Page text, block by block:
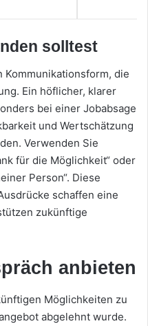
solltest
Kommunikationsform, die
Ein höflicher, klarer
bei einer Jobabsage
und Wertschätzung
Verwenden Sie
für die Möglichkeit“ oder
Person“. Diese
schaffen eine
zukünftige
anbieten
Möglichkeiten zu
abgelehnt wurde.